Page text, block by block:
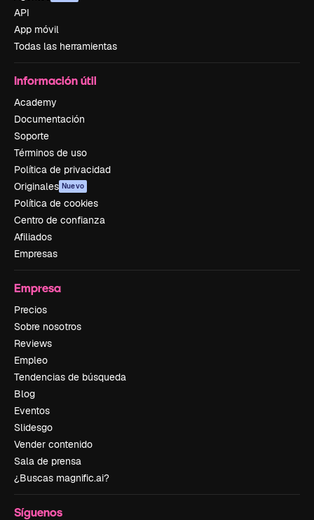
API
App móvil
Todas las herramientas
Información útil
Academy
Documentación
Soporte
Términos de uso
Política de privacidad
Originales Nuevo
Política de cookies
Centro de confianza
Afiliados
Empresas
Empresa
Precios
Sobre nosotros
Reviews
Empleo
Tendencias de búsqueda
Blog
Eventos
Slidesgo
Vender contenido
Sala de prensa
¿Buscas magnific.ai?
Síguenos